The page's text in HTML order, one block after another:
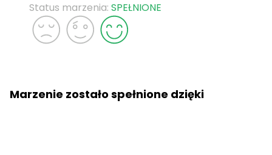
Status marzenia: SPEŁNIONE
Marzenie zostało spełnione dzięki